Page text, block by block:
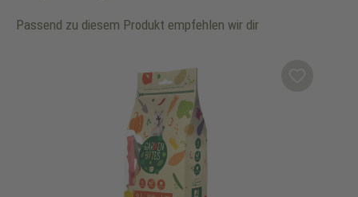
Passend zu diesem Produkt empfehlen wir dir